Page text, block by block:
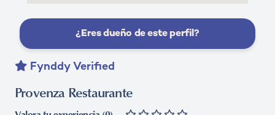
¿Eres dueño de este perfil?
Fynddy Verified
Provenza Restaurante